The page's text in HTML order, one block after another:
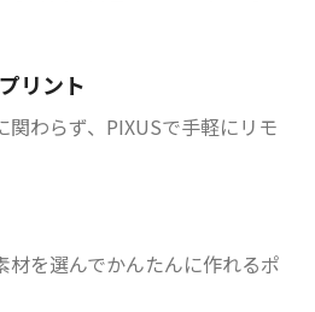
リント
わらず、PIXUSで手軽にリモ
材を選んでかんたんに作れるポ